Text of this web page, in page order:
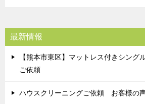
最新情報
【熊本市東区】マットレス付きシング
ご依頼
ハウスクリーニングご依頼 お客様の